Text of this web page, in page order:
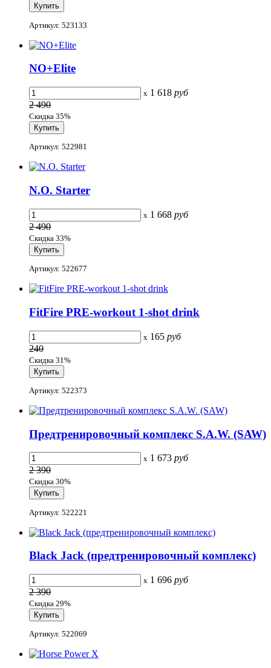
Артикул: 523133
NO+Elite
x 1 618 руб
2 490
Скидка 35%
Артикул: 522981
N.O. Starter
x 1 668 руб
2 490
Скидка 33%
Артикул: 522677
FitFire PRE-workout 1-shot drink
x 165 руб
240
Скидка 31%
Артикул: 522373
Предтренировочный комплекс S.A.W. (SAW)
x 1 673 руб
2 390
Скидка 30%
Артикул: 522221
Black Jack (предтренировочный комплекс)
x 1 696 руб
2 390
Скидка 29%
Артикул: 522069